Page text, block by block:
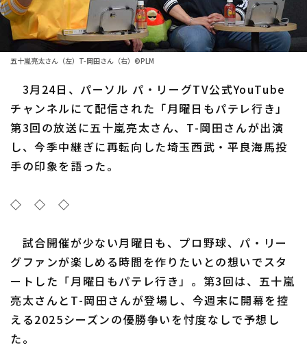
1軍公式戦
ファーム東地区
ファーム西地区
交流戦
選手名鑑
選手名鑑トップ
北海道日本ハムファイターズ
東北楽天ゴールデンイーグルス
埼玉西武ライオンズ
オリックス・バファローズ
福岡ソフトバンクホークス
ニュース
設定
五十嵐亮太さん（左）T-岡田さん（右）©PLM
3月24日、パーソル パ・リーグTV公式YouTube
チャンネルにて配信された「月曜日もパテレ行き」
第3回の放送に五十嵐亮太さん、T-岡田さんが出演
し、今季中継ぎに再転向した埼玉西武・平良海馬投
手の印象を語った。
◇ ◇ ◇
試合開催が少ない月曜日も、プロ野球、パ・リー
グファンが楽しめる時間を作りたいとの想いでスタ
ートした「月曜日もパテレ行き」。第3回は、五十嵐
亮太さんとT-岡田さんが登場し、今週末に開幕を控
える2025シーズンの優勝争いを忖度なしで予想し
た。